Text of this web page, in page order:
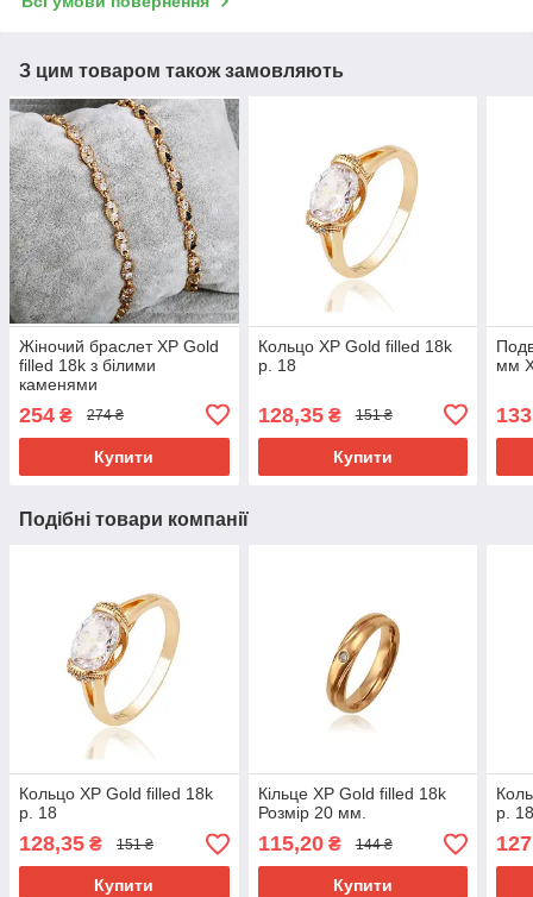
З цим товаром також замовляють
Жіночий браслет ХР Gold
filled 18k з білими
каменями
254 ₴ 274 ₴
Купити
Кольцо ХР Gold filled 18k
р. 18
128,35₴ 151 ₴
Купити
мм
Подібні товари компанії
Кольцо ХР Gold filled 18k
р. 18
128,35 ₴ 151 ₴
Купити
Кільце ХР Gold filled 18k
Розмір 20 мм.
115,20₴ 144 ₴
Купити
р.